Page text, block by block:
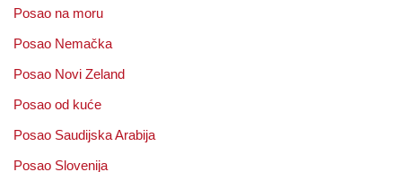
Posao na moru
Posao Nemačka
Posao Novi Zeland
Posao od kuće
Posao Saudijska Arabija
Posao Slovenija